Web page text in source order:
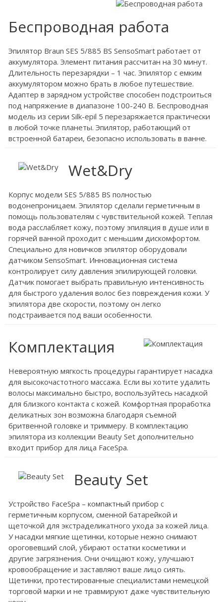
Беспроводная работа
Эпилятор Braun SES 5/885 BS SensoSmart работает от
аккумулятора. Элемент питания рассчитан на 30 минут.
Длительность перезарядки – 1 час. Эпилятор с емким
аккумулятором можно брать в любое путешествие.
Адаптер в зарядном устройстве способен подстроиться
под напряжение в диапазоне 100-240 В. Беспроводная
модель из серии Silk-epil 5 перезаряжается практически
в любой точке планеты. Эпилятор, работающий от
встроенной батареи, безопасно использовать в ванне.
Wet&Dry
Корпус модели SES 5/885 BS полностью
водонепроницаем. Эпилятор сделали герметичным в
помощь пользователям с чувствительной кожей. Теплая
вода расслабляет кожу, поэтому эпиляция в душе или в
горячей ванной проходит с меньшим дискомфортом.
Специально для новичков эпилятор оборудовали
датчиком SensoSmart. Инновационная система
контролирует силу давления эпилирующей головки.
Датчик помогает выбрать правильную интенсивность
для быстрого удаления волос без повреждения кожи. У
эпилятора две скорости, поэтому он легко
подстраивается под ваши особенности.
Комплектация
Невероятную мягкость процедуры гарантирует насадка
для высокочастотного массажа. Если вы хотите удалить
волосы максимально быстро, воспользуйтесь насадкой
для близкого контакта с кожей. Комфортная проработка
деликатных зон возможна благодаря съемной
бритвенной головке и триммеру. В комплектацию
эпилятора из коллекции Beauty Set дополнительно
входит прибор для лица FaceSpa.
Beauty Set
Устройство FaceSpa – компактный прибор с
герметичным корпусом, сменной батарейкой и
щеточкой для экстраделикатного ухода за кожей лица.
У насадки мягкие щетинки, которые нежно снимают
ороговевший слой, убирают остатки косметики и
другие загрязнения. Они очищают кожу, улучшают
кровообращение и заставляют ваше лицо сиять.
Щетинки, протестированные специалистами немецкой
торговой марки и не травмируют даже чувствительную